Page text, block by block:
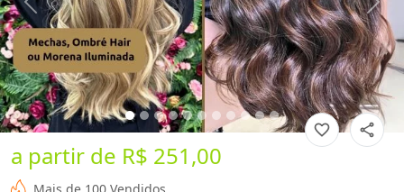
favorite_border share
Previous Next
a partir de R$ 251,00